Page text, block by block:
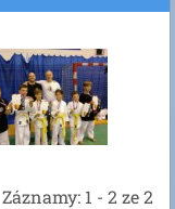
Záznamy: 1 - 2 ze 2